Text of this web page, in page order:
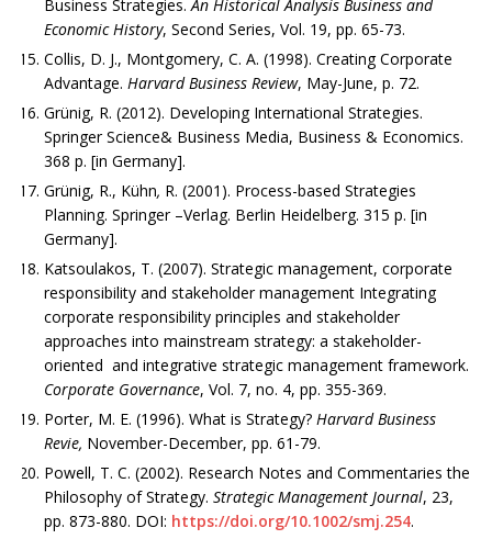
Business Strategies.An Historical Analysis Business and
Economic History, Second Series, Vol. 19, pp. 65-73.
Collis, D. J., Montgomery, C. A. (1998). Creating Corporate
Advantage. Harvard Business Review, May-June, p. 72.
Grünig, R. (2012). Developing International Strategies.
Springer Science& Business Media, Business & Economics.
368 p. [in Germany].
Grünig, R., Kühn, R. (2001). Process-based Strategies
Planning. Springer –Verlag. Berlin Heidelberg. 315 p. [in
Germany].
Katsoulakos, T. (2007). Strategic management, corporate
responsibility and stakeholder management Integrating
corporate responsibility principles and stakeholder
approaches into mainstream strategy: a stakeholder-
oriented and integrative strategic management framework.
Corporate Governance, Vol. 7, no. 4, pp. 355-369.
Porter, M. E. (1996). What is Strategy? Harvard Business
Revie, November-December, pp. 61-79.
Powell, T. C. (2002). Research Notes and Commentaries the
Philosophy of Strategy. Strategic Management Journal, 23,
pp. 873-880. DOI: https://doi.org/10.1002/smj.254.